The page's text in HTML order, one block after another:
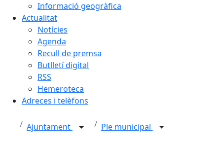
Informació geogràfica
Actualitat
Notícies
Agenda
Recull de premsa
Butlletí digital
RSS
Hemeroteca
Adreces i telèfons
Ajuntament Ple municipal